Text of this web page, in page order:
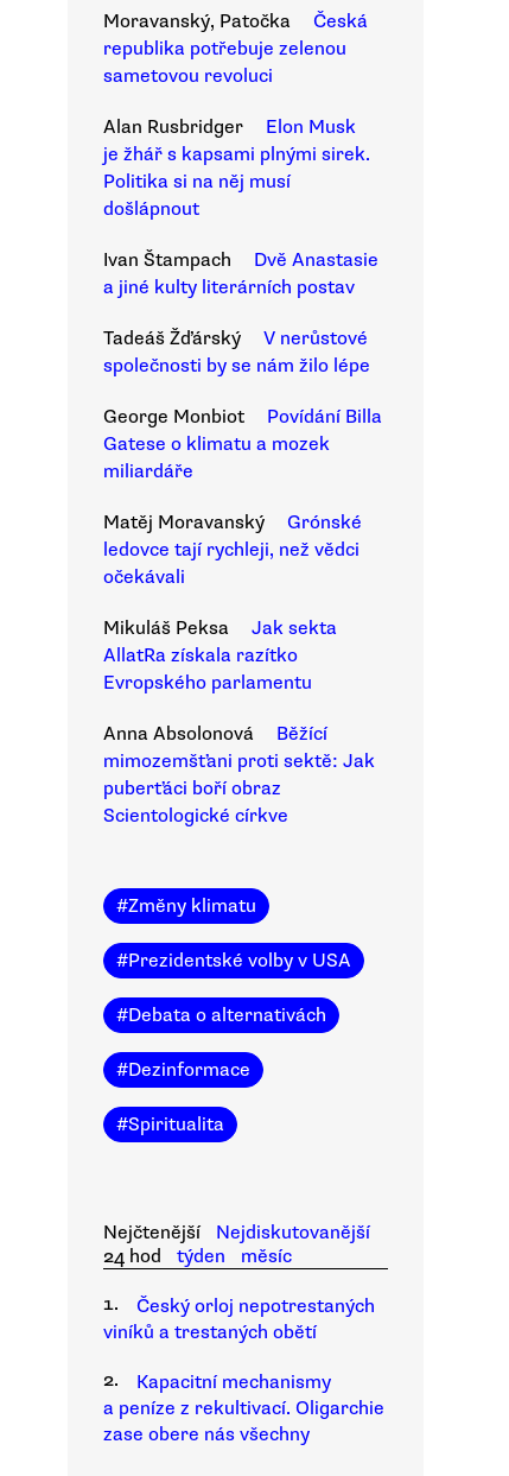
Moravanský, Patočka
Česká
republika potřebuje zelenou
sametovou revoluci
Alan Rusbridger
Elon Musk
je žhář s kapsami plnými sirek.
Politika si na něj musí
došlápnout
Ivan Štampach
Dvě Anastasie
a jiné kulty literárních postav
Tadeáš Žďárský
V nerůstové
společnosti by se nám žilo lépe
George Monbiot
Povídání Billa
Gatese o klimatu a mozek
miliardáře
Matěj Moravanský
Grónské
ledovce tají rychleji, než vědci
očekávali
Mikuláš Peksa
Jak sekta
AllatRa získala razítko
Evropského parlamentu
Anna Absolonová
Běžící
mimozemšťani proti sektě: Jak
puberťáci boří obraz
Scientologické církve
#Změny klimatu
#Prezidentské volby v USA
#Debata o alternativách
#Dezinformace
#Spiritualita
Nejčtenější
Nejdiskutovanější
24 hod
týden
měsíc
1.
Český orloj nepotrestaných
viníků a trestaných obětí
2.
Kapacitní mechanismy
a peníze z rekultivací. Oligarchie
zase obere nás všechny